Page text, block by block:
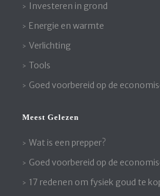
Investeren in grond
Energie en warmte
Verlichting
Tools
Goed voorbereid op de
Meest Gelezen
Wat is een prepper?
Goed voorbereid op de
17 redenen om fysiek goud te